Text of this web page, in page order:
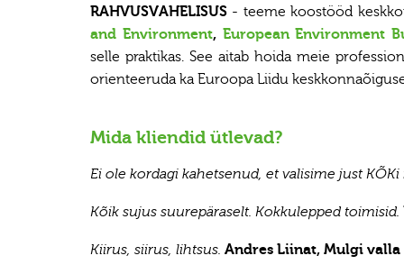
RAHVUSVAHELISUS - teeme koostööd
and Environment, European Environment
selle praktikas. See aitab hoida meie
orienteeruda ka Euroopa Liidu
Mida kliendid ütlevad?
Ei ole kordagi kahetsenud, et valisime just
Kõik sujus suurepäraselt. Kokkulepped toimisid.
Kiirus, siirus, lihtsus. Andres Liinat, Mulgi